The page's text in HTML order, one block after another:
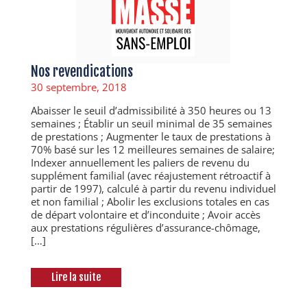
Nos revendications
30 septembre, 2018
Abaisser le seuil d’admissibilité à 350 heures ou 13
semaines ; Établir un seuil minimal de 35 semaines
de prestations ; Augmenter le taux de prestations à
70% basé sur les 12 meilleures semaines de salaire;
Indexer annuellement les paliers de revenu du
supplément familial (avec réajustement rétroactif à
partir de 1997), calculé à partir du revenu individuel
et non familial ; Abolir les exclusions totales en cas
de départ volontaire et d’inconduite ; Avoir accès
aux prestations régulières d’assurance-chômage,
[…]
Lire la suite